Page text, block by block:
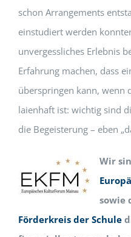
schon Arrangements
einstudiert werden
unvergessliches Erlebnis
Erfahrung machen, dass
überspringen kann, wenn
laienhaft ist: wichtig sind
die Begeisterung – eben
Wir
sowie
Förderkreis der Schule